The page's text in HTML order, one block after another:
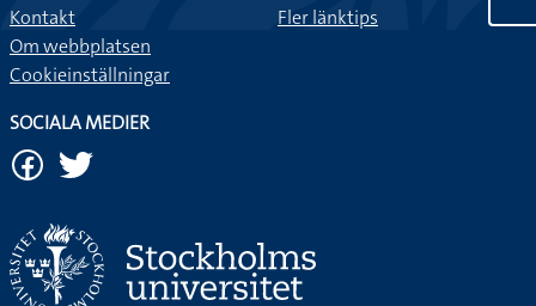
Kontakt
Om webbplatsen
Cookieinställningar
Fler länktips
SOCIALA MEDIER